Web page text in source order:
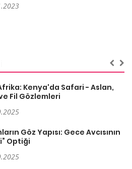
Kenya'da Safari - Aslan,
Fil Gözlemleri
Göz Yapısı: Gece Avcısının
Optiği